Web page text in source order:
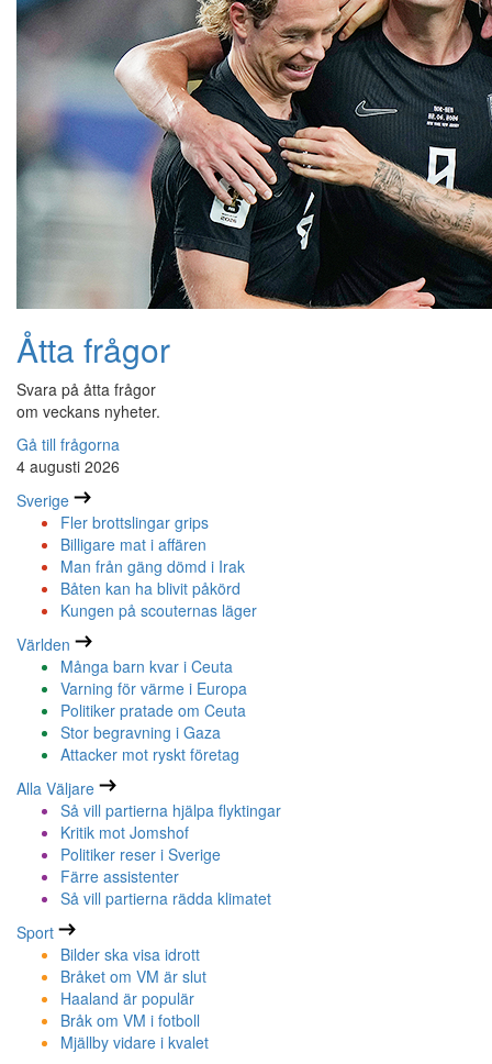
Åtta frågor
Svara på åtta frågor
om veckans nyheter.
Gå till frågorna
4 augusti 2026
Sverige
Fler brottslingar grips
Billigare mat i affären
Man från gäng dömd i Irak
Båten kan ha blivit påkörd
Kungen på scouternas läger
Världen
Många barn kvar i Ceuta
Varning för värme i Europa
Politiker pratade om Ceuta
Stor begravning i Gaza
Attacker mot ryskt företag
Alla Väljare
Så vill partierna hjälpa flyktingar
Kritik mot Jomshof
Politiker reser i Sverige
Färre assistenter
Så vill partierna rädda klimatet
Sport
Bilder ska visa idrott
Bråket om VM är slut
Haaland är populär
Bråk om VM i fotboll
Mjällby vidare i kvalet